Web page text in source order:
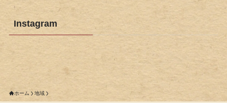
Instagram
ホーム 地域